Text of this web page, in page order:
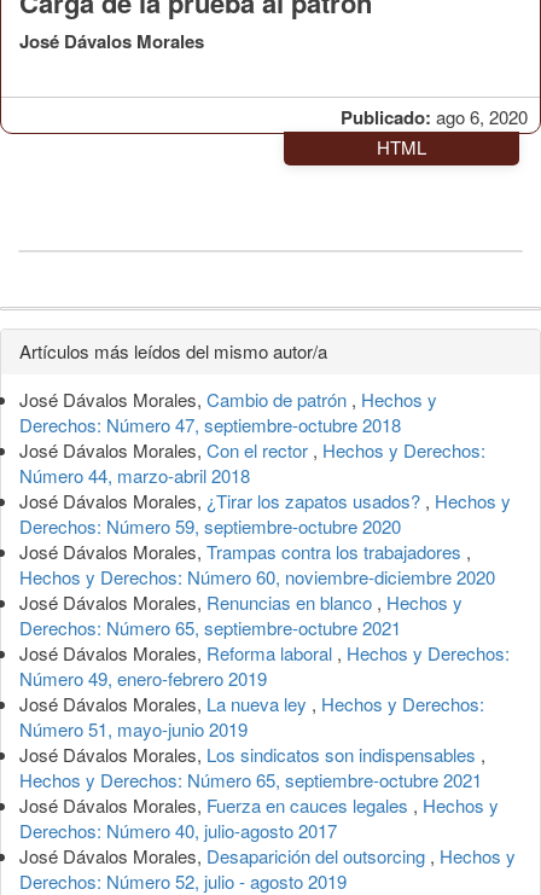
Publicado: ago 6, 2020
José Dávalos Morales
HTML
Detalles
del
artículo
Artículos más leídos del mismo autor/a
José Dávalos Morales, Cambio de patrón , Hechos y
Derechos: Número 47, septiembre-octubre 2018
José Dávalos Morales, Con el rector , Hechos y Derechos:
Número 44, marzo-abril 2018
José Dávalos Morales, ¿Tirar los zapatos usados? , Hechos y
Derechos: Número 59, septiembre-octubre 2020
José Dávalos Morales, Trampas contra los trabajadores ,
Hechos y Derechos: Número 60, noviembre-diciembre 2020
José Dávalos Morales, Renuncias en blanco , Hechos y
Derechos: Número 65, septiembre-octubre 2021
José Dávalos Morales, Reforma laboral , Hechos y Derechos:
Número 49, enero-febrero 2019
José Dávalos Morales, La nueva ley , Hechos y Derechos:
Número 51, mayo-junio 2019
José Dávalos Morales, Los sindicatos son indispensables ,
Hechos y Derechos: Número 65, septiembre-octubre 2021
José Dávalos Morales, Fuerza en cauces legales , Hechos y
Derechos: Número 40, julio-agosto 2017
José Dávalos Morales, Desaparición del outsorcing , Hechos y
Derechos: Número 52, julio - agosto 2019